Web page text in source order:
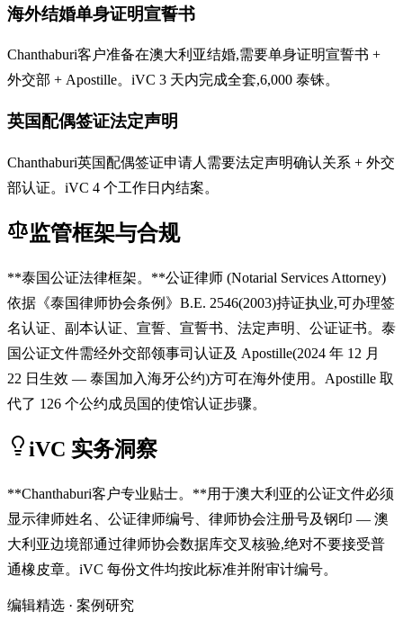
海外结婚单身证明宣誓书
Chanthaburi客户准备在澳大利亚结婚,需要单身证明宣誓书 +
外交部 + Apostille。iVC 3 天内完成全套,6,000 泰铢。
英国配偶签证法定声明
Chanthaburi英国配偶签证申请人需要法定声明确认关系 + 外交
部认证。iVC 4 个工作日内结案。
监管框架与合规
**泰国公证法律框架。**公证律师 (Notarial Services Attorney)
依据《泰国律师协会条例》B.E. 2546(2003)持证执业,可办理签
名认证、副本认证、宣誓、宣誓书、法定声明、公证证书。泰
国公证文件需经外交部领事司认证及 Apostille(2024 年 12 月
22 日生效 — 泰国加入海牙公约)方可在海外使用。Apostille 取
代了 126 个公约成员国的使馆认证步骤。
iVC 实务洞察
**Chanthaburi客户专业贴士。**用于澳大利亚的公证文件必须
显示律师姓名、公证律师编号、律师协会注册号及钢印 — 澳
大利亚边境部通过律师协会数据库交叉核验,绝对不要接受普
通橡皮章。iVC 每份文件均按此标准并附审计编号。
编辑精选 · 案例研究